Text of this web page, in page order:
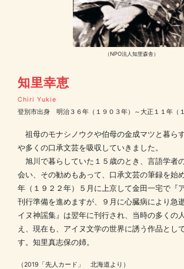
（NPO法人知里森舎）
知里幸恵
Chiri Yukie
登別市出身 明治３６年（１９０３年）～大正１１年（１
祖母のモナシノウクや伯母の金成マツと暮ら
や多くの口承文芸を吸収していきました。
旭川で暮らしていた１５歳のとき、言語学者
会い、その勧めもあって、口承文芸の筆録を始
年（１９２２年）５月に上京して金田一宅で『
刊行準備を進めますが、９月に心臓病により急
イヌ神謡集』は翌年に刊行され、当時の多くの
え、現在も、アイヌ文学の世界に誘う作品とし
す。知里真志保の姉。
（2019「先人カード」 北海道より）